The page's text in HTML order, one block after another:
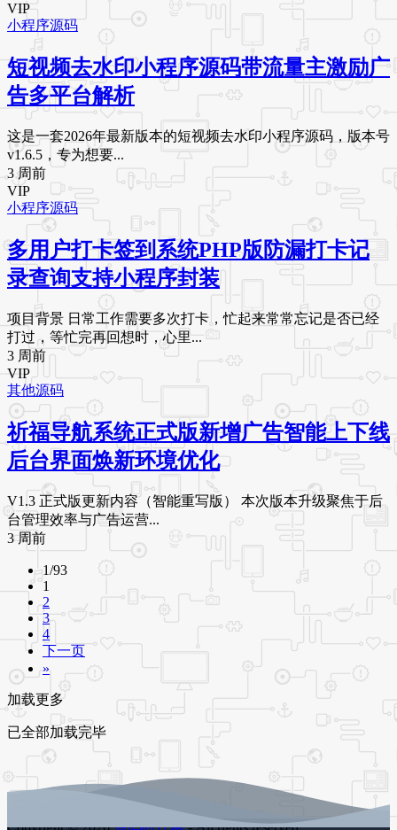
VIP
小程序源码
短视频去水印小程序源码带流量主激励广
告多平台解析
这是一套2026年最新版本的短视频去水印小程序源码，版本号
v1.6.5，专为想要...
3 周前
VIP
小程序源码
多用户打卡签到系统PHP版防漏打卡记
录查询支持小程序封装
项目背景 日常工作需要多次打卡，忙起来常常忘记是否已经
打过，等忙完再回想时，心里...
3 周前
VIP
其他源码
祈福导航系统正式版新增广告智能上下线
后台界面焕新环境优化
V1.3 正式版更新内容（智能重写版） 本次版本升级聚焦于后
台管理效率与广告运营...
3 周前
1/93
1
2
3
4
下一页
»
加载更多
已全部加载完毕
Copyright © 2026源码时代网- All rights reserved